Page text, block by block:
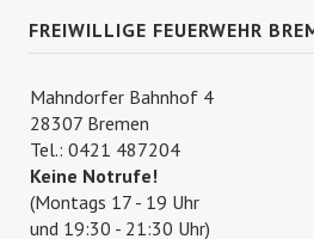
FREIWILLIGE FEUERWEHR
Mahndorfer Bahnhof 4
28307 Bremen
Tel.: 0421 487204
Keine Notrufe!
(Montags 17 - 19 Uhr
und 19:30 - 21:30 Uhr)